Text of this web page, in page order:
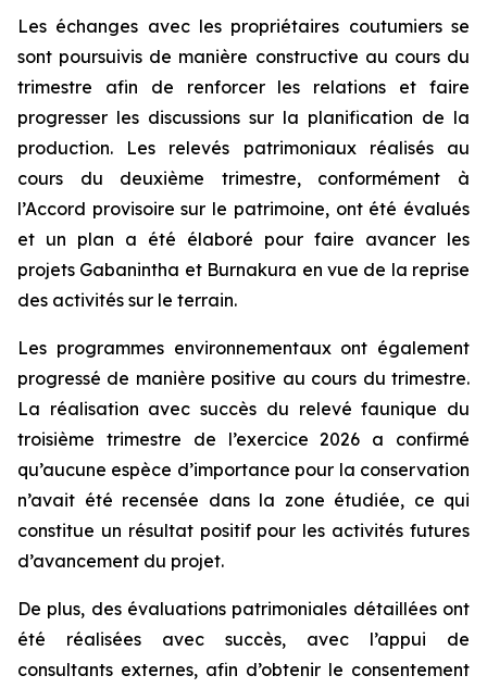
Les échanges avec les propriétaires coutumiers se
sont poursuivis de manière constructive au cours du
trimestre afin de renforcer les relations et faire
progresser les discussions sur la planification de la
production. Les relevés patrimoniaux réalisés au
cours du deuxième trimestre, conformément à
l’Accord provisoire sur le patrimoine, ont été évalués
et un plan a été élaboré pour faire avancer les
projets Gabanintha et Burnakura en vue de la reprise
des activités sur le terrain.
Les programmes environnementaux ont également
progressé de manière positive au cours du trimestre.
La réalisation avec succès du relevé faunique du
troisième trimestre de l’exercice 2026 a confirmé
qu’aucune espèce d’importance pour la conservation
n’avait été recensée dans la zone étudiée, ce qui
constitue un résultat positif pour les activités futures
d’avancement du projet.
De plus, des évaluations patrimoniales détaillées ont
été réalisées avec succès, avec l’appui de
consultants externes, afin d’obtenir le consentement